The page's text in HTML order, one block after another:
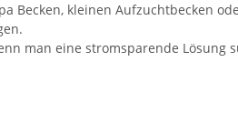
Becken, kleinen Aufzuchtbecken
man eine stromsparende Lösung